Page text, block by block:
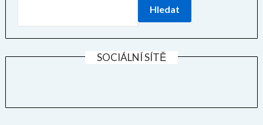
Hledat
SOCIÁLNÍ SÍTĚ